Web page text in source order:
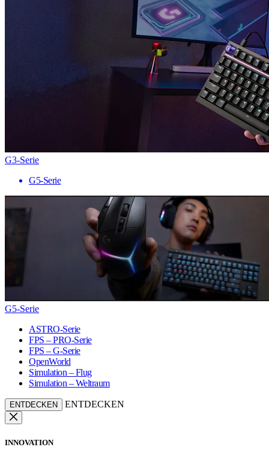
G3-Serie
G5-Serie
G5-Serie
ASTRO-Serie
FPS – PRO-Serie
FPS – G-Serie
OpenWorld
Simulation – Flug
Simulation – Weltraum
ENTDECKEN ENTDECKEN
INNOVATION